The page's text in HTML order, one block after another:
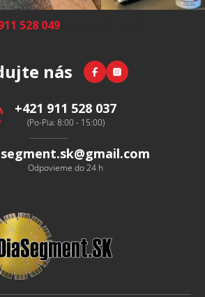
528 049(Po-Pia 8:00-15:00)
nás Facebook
Instagram
+421 911 528 037
(Po-Pia: 8:00 - 15:00)
@gmail.com
Odpovieme do 24 h